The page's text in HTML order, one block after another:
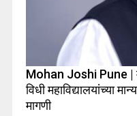
Mohan Joshi Pune |
विधी महाविद्यालयांच्या
मागणी